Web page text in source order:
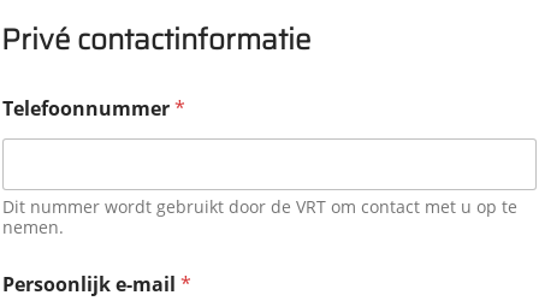
Privé contactinformatie
Telefoonnummer*
Dit nummer wordt gebruikt door de VRT om contact met u op te
nemen.
Persoonlijk e-mail *